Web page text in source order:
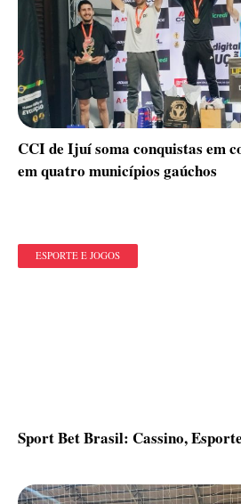
CCI de Ijuí soma conquistas em
em quatro municípios gaúchos
ESPORTE E JOGOS
Sport Bet Brasil: Cassino,